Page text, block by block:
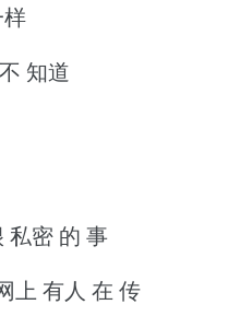
知道
私密 的 事
上 有人 在 传